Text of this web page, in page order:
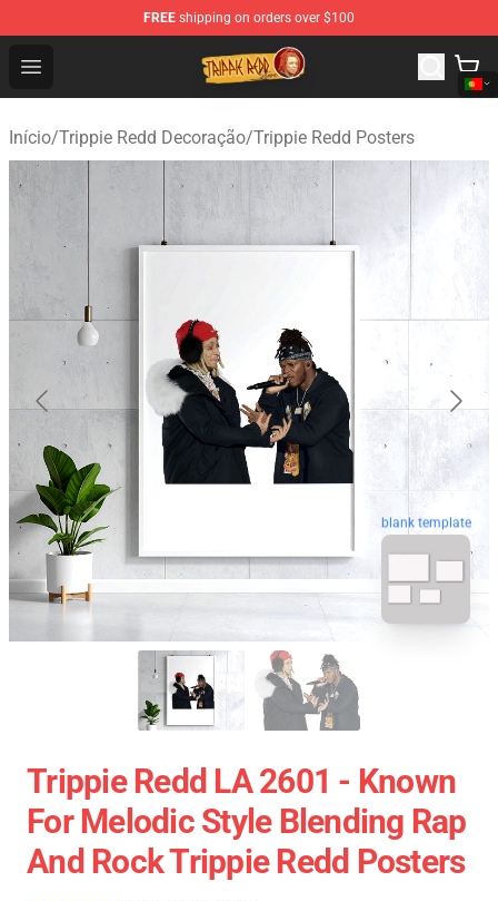
FREE shipping on orders over $100
Open menu
Trippie Redd Store - Official Trippie Redd Merchandise
Início/Trippie Redd Decoração/Trippie Redd Posters
blank template
Trippie Redd LA 2601 - Known
For Melodic Style Blending Rap
And Rock Trippie Redd Posters